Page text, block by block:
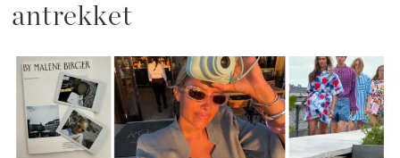
antrekket